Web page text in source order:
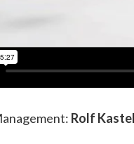
Rolf